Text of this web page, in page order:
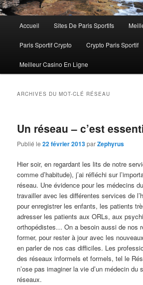
Aller au contenu principal
Aller au contenu secondaire
Accueil Sites De Paris Sportifs
Paris Sportif Crypto Crypto Paris Sportif
Meilleur Casino En Ligne
ARCHIVES DU MOT-CLÉ RÉSEAU
Un réseau – c’est
Publié le22 février 2013parZephyrus
Hier soir, en regardant les lits de notre
comme d’habitude), j’ai réfléchi sur
réseau. Une évidence pour les médecins
travailler avec les différentes services de
pour enregistrer les enfants, les patients
adresser les patients aux ORLs, aux
orthopédistes… On a besoin aussi de nos
former, pour rester à jour avec les
en parler de nos cas difficiles. Les
des réseaux informels et formels, tel le
n’ose pas imaginer la vie d’un médecin du
réseaux.